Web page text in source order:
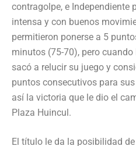
contragolpe, e Independiente
intensa y con buenos
permitieron ponerse a 5
minutos (75-70), pero
sacó a relucir su juego y
puntos consecutivos para
así la victoria que le dio el
Plaza Huincul.
El título le da la posibilidad